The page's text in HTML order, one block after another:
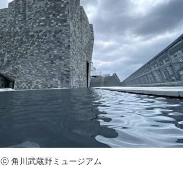
ⓒ 角川武蔵野ミュージアム